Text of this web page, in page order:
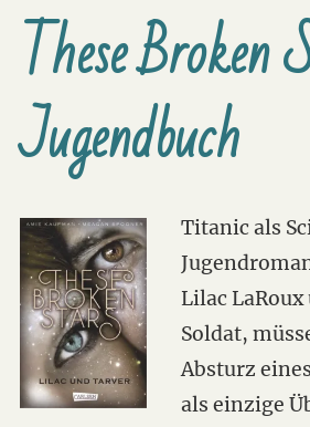
These
Jugendbuch
Titanic als
Lilac
Soldat,
Absturz
als einzige